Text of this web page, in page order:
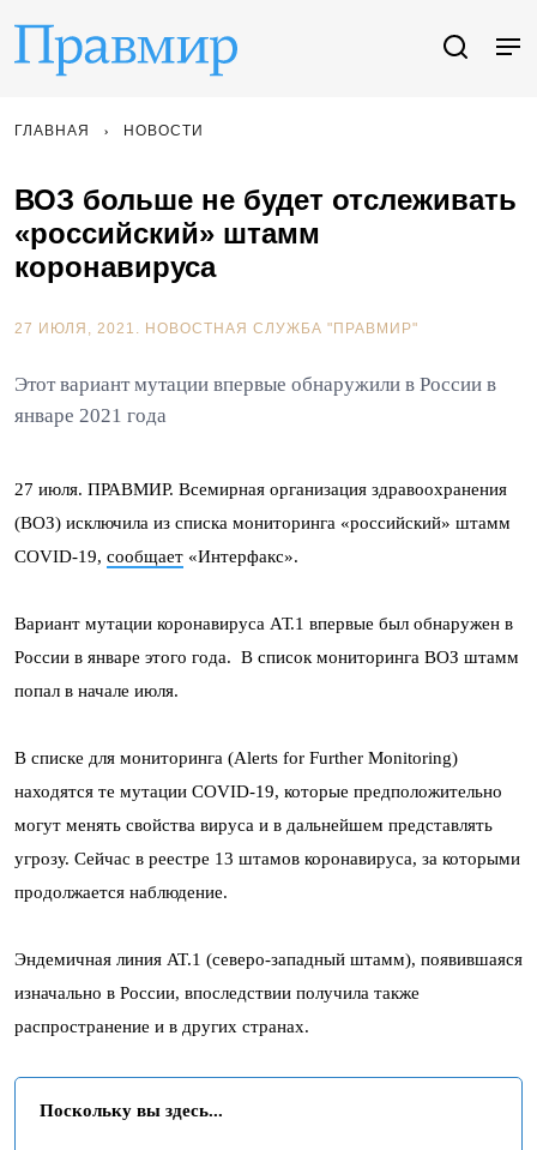
ГЛАВНАЯ НОВОСТИ
ВОЗ больше не будет отслеживать
«российский» штамм
коронавируса
27 ИЮЛЯ, 2021. НОВОСТНАЯ СЛУЖБА "ПРАВМИР"
Этот вариант мутации впервые обнаружили в России в
январе 2021 года
27 июля. ПРАВМИР. Всемирная организация здравоохранения
(ВОЗ) исключила из списка мониторинга «российский» штамм
COVID-19, сообщает «Интерфакс».
Вариант мутации коронавируса АТ.1 впервые был обнаружен в
России в январе этого года. В список мониторинга ВОЗ штамм
попал в начале июля.
В списке для мониторинга (Alerts for Further Monitoring)
находятся те мутации COVID-19, которые предположительно
могут менять свойства вируса и в дальнейшем представлять
угрозу. Сейчас в реестре 13 штамов коронавируса, за которыми
продолжается наблюдение.
Эндемичная линия AT.1 (северо-западный штамм), появившаяся
изначально в России, впоследствии получила также
распространение и в других странах.
Поскольку вы здесь...